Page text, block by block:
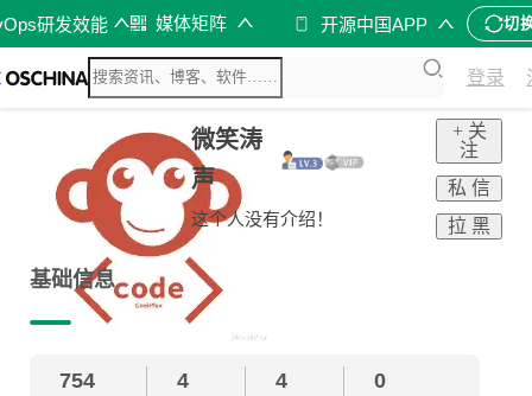
研发效能 媒体矩阵 开源中国APP 切
登录
微笑涛
声
这个人没有介绍！
+ 关
注
私 信
拉 黑
基础信息
754 4 4 0